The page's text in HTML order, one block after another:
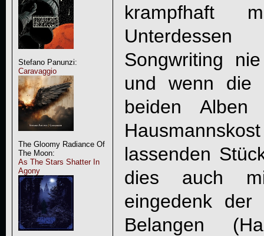
Stefano Panunzi:
Caravaggio
The Gloomy Radiance Of
The Moon:
As The Stars Shatter In
Agony
krampfhaft
Songwriting
und wenn die
beiden
lassenden
dies auch
eingedenk der
Belangen